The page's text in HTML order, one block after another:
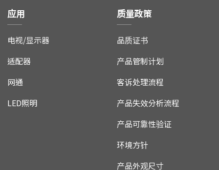
应用
电视/显示器
适配器
网通
LED照明
质量政策
品质证书
产品管制计划
客诉处理流程
产品失效分析流程
产品可靠性验证
环境方针
产品外观尺寸